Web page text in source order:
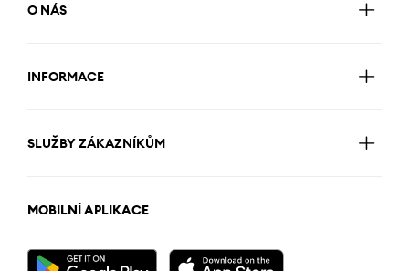
O NÁS
INFORMACE
SLUŽBY ZÁKAZNÍKŮM
MOBILNÍ APLIKACE